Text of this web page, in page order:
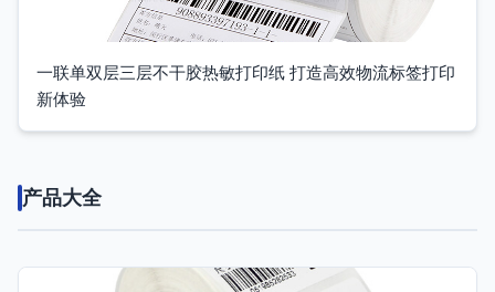
一联单双层三层不干胶热敏打印纸 打造高效物流标签打印
新体验
产品大全